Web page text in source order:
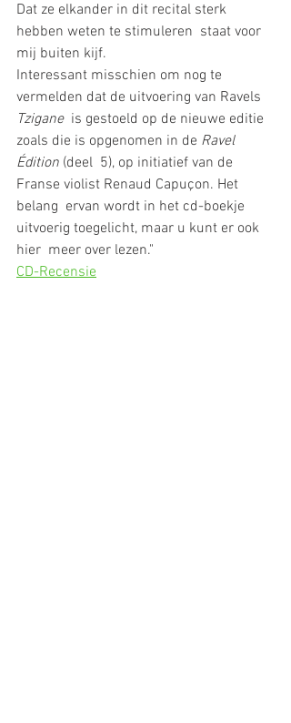
Dat ze elkander in dit recital sterk
hebben weten te stimuleren  staat voor
mij buiten kijf.
Interessant misschien om nog te
vermelden dat de uitvoering van Ravels
Tzigane is gestoeld op de nieuwe editie
zoals die is opgenomen in de Ravel
Édition (deel  5), op initiatief van de
Franse violist Renaud Capuçon. Het
belang  ervan wordt in het cd-boekje
uitvoerig toegelicht, maar u kunt er ook
hier meer over lezen."
CD-Recensie